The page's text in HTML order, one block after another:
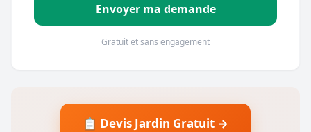
Envoyer ma demande
Gratuit et sans engagement
📋 Devis Jardin Gratuit →